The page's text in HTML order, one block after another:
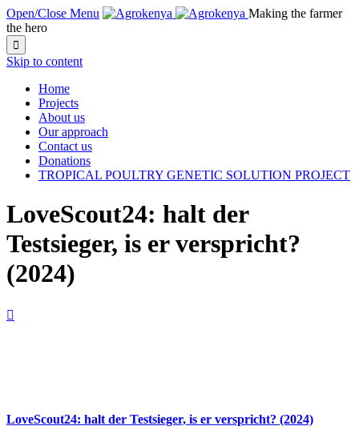
Open/Close Menu
Making the farmer
the hero

Skip to content
Home
Projects
About us
Our approach
Contact us
Donations
TROPICAL POULTRY GENETIC SOLUTION PROJECT
LoveScout24: halt der
Testsieger, is er verspricht?
(2024)

LoveScout24: halt der Testsieger, is er verspricht? (2024)